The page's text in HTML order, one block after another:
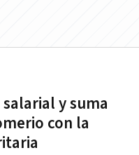
y suma
con la